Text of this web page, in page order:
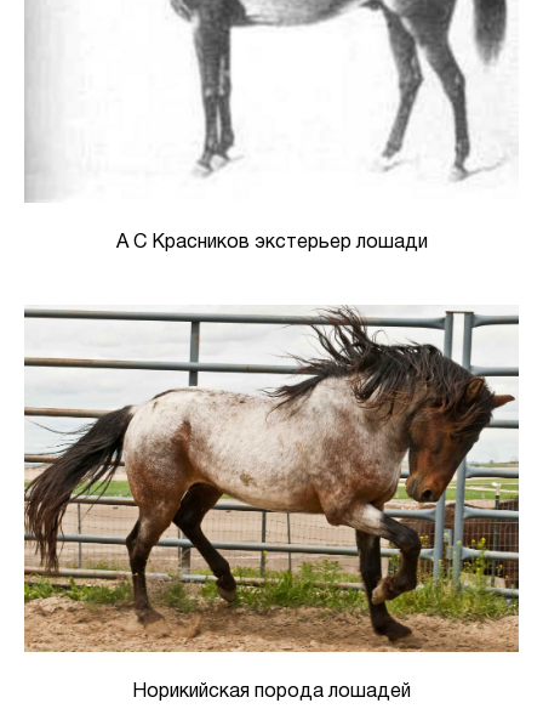
А С Красников экстерьер лошади
Норикийская порода лошадей